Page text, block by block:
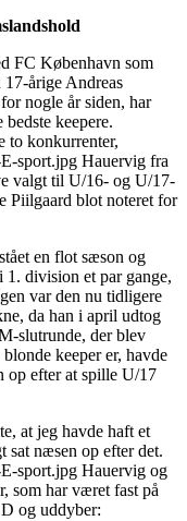
FC København som
årige Andreas
nogle år siden, har
keepere.
to konkurrenter,
sport.jpg Hauervig fra
valgt til U/16- og U/17-
Piilgaard blot noteret for
en flot sæson og
division et par gange,
var den nu tidligere
da han i april udtog
slutrunde, der blev
keeper er, havde
op efter at spille U/17
at jeg havde haft et
sat næsen op efter det.
sport.jpg Hauervig og
som har været fast på
og uddyber: